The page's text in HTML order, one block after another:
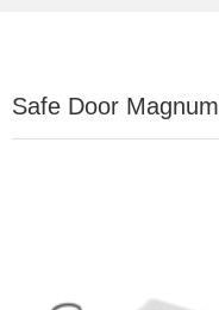
Safe Door Magnum